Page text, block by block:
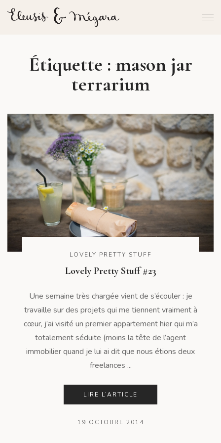
Étiquette : mason jar
terrarium
LOVELY PRETTY STUFF
Lovely Pretty Stuff #23
Une semaine très chargée vient de s’écouler : je
travaille sur des projets qui me tiennent vraiment à
cœur, j’ai visité un premier appartement hier qui m’a
totalement séduite (moins la tête de l’agent
immobilier quand je lui ai dit que nous étions deux
freelances ...
LIRE L’ARTICLE
19 OCTOBRE 2014